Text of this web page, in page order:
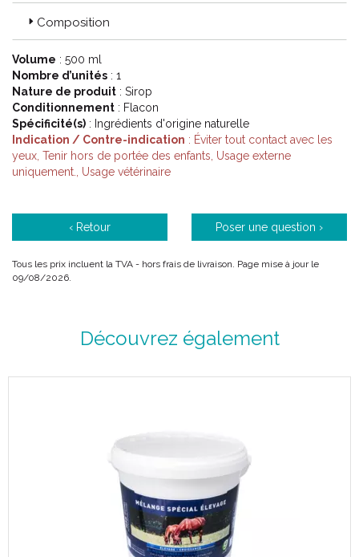
Composition
Volume : 500 ml
Nombre d’unités : 1
Nature de produit : Sirop
Conditionnement : Flacon
Spécificité(s) : Ingrédients d'origine naturelle
Indication / Contre-indication : Éviter tout contact avec les
yeux, Tenir hors de portée des enfants, Usage externe
uniquement., Usage vétérinaire
‹ Retour Poser une question ›
Tous les prix incluent la TVA - hors frais de livraison. Page mise à jour le
09/08/2026.
Découvrez également